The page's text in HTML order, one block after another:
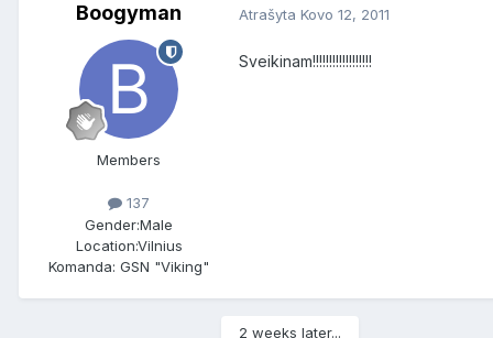
Boogyman
Members
137
Gender:Male
Location:Vilnius
Komanda: GSN "Viking"
Atrašyta Kovo 12, 2011
Sveikinam!!!!!!!!!!!!!!!!!!
2 weeks later...